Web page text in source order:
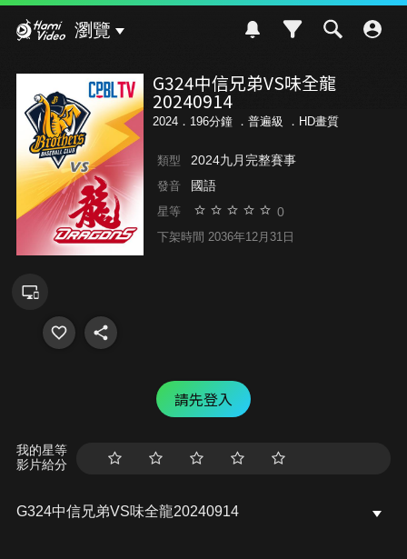
瀏覽
G324中信兄弟VS味全龍
20240914
2024．196分鐘 ． 普遍級 ．HD畫質
類型 2024九月完整賽事
發音 國語
星等 0
下架時間 2036年12月31日
請先登入
我的星等
影片給分
G324中信兄弟VS味全龍20240914